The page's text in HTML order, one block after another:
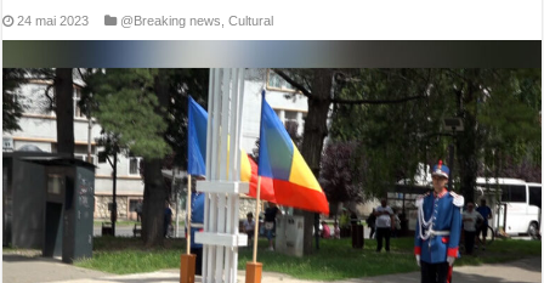
24 mai 2023 @Breaking news ,Cultural